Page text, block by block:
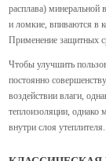
расплава) минеральной
и ломкие, впиваются в
Применение защитных
Чтобы улучшить
постоянно
воздействии влаги,
теплоизоляции, однако
внутри слоя утеплителя.